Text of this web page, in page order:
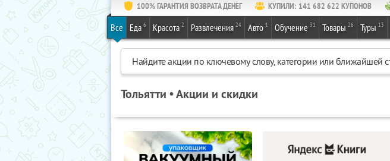
100% ГАРАНТИЯ ВОЗВРАТА ДЕНЕГ КУПИЛИ: 141 682 622 КУПОНОВ
Все Еда 6 Красота 2 Развлечения 24 Авто 1 Обучение 31 Товары 26 Туры 13
Тольятти • Акции и скидки